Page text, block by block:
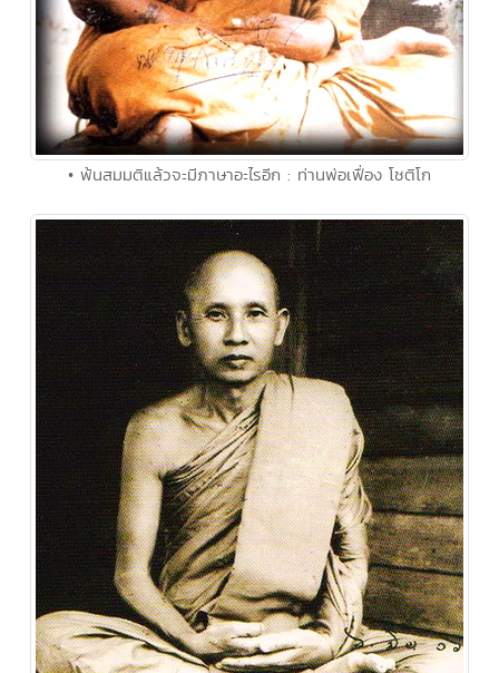
• พ้นสมมติแล้วจะมีภาษาอะไรอีก : ท่านพ่อเฟื่อง โชติโก